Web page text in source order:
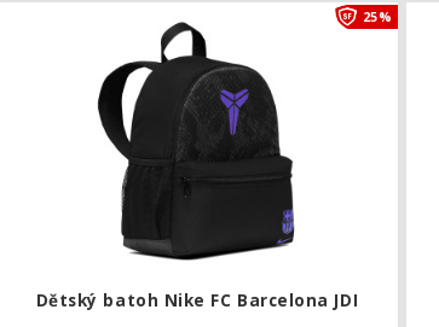
Dětský batoh Nike FC Barcelona JDI
25%